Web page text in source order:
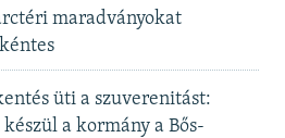
maradványokat
üti a szuverenitást:
a kormány a Bős-